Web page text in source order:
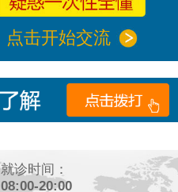
点击开始交流
就诊时间：
08:00-20:00